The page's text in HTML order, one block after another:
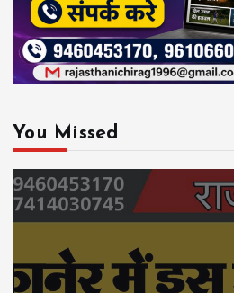
You Missed